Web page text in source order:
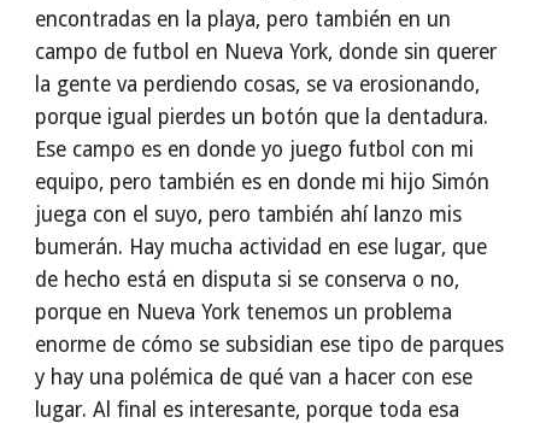
encontradas en la playa, pero también en un
campo de futbol en Nueva York, donde sin querer
la gente va perdiendo cosas, se va erosionando,
porque igual pierdes un botón que la dentadura.
Ese campo es en donde yo juego futbol con mi
equipo, pero también es en donde mi hijo Simón
juega con el suyo, pero también ahí lanzo mis
bumerán. Hay mucha actividad en ese lugar, que
de hecho está en disputa si se conserva o no,
porque en Nueva York tenemos un problema
enorme de cómo se subsidian ese tipo de parques
y hay una polémica de qué van a hacer con ese
lugar. Al final es interesante, porque toda esa